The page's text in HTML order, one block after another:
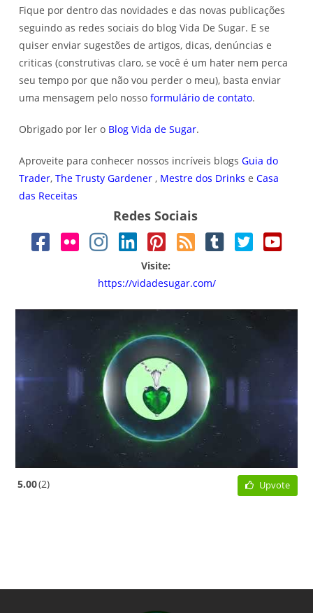
Fique por dentro das novidades e das novas publicações
seguindo as redes sociais do blog Vida De Sugar. E se
quiser enviar sugestões de artigos, dicas, denúncias e
criticas (construtivas claro, se você é um hater nem perca
seu tempo por que não vou perder o meu), basta enviar
uma mensagem pelo nossoformulário de contato.
Obrigado por ler o Blog Vida de Sugar.
Aproveite para conhecer nossos incríveis blogsGuia do
Trader,The Trusty Gardener , Mestre dos Drinks eCasa
das Receitas
Redes Sociais
Visite:
https://vidadesugar.com/
5.00 2 Upvote